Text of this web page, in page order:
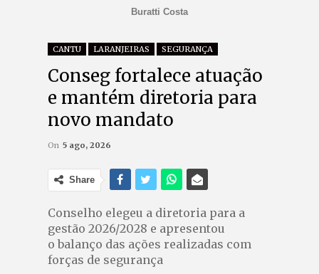
Buratti Costa
CANTU LARANJEIRAS SEGURANÇA
Conseg fortalece atuação
e mantém diretoria para
novo mandato
On 5 ago, 2026
Share
Conselho elegeu a diretoria para a
gestão 2026/2028 e apresentou
o balanço das ações realizadas com
forças de segurança